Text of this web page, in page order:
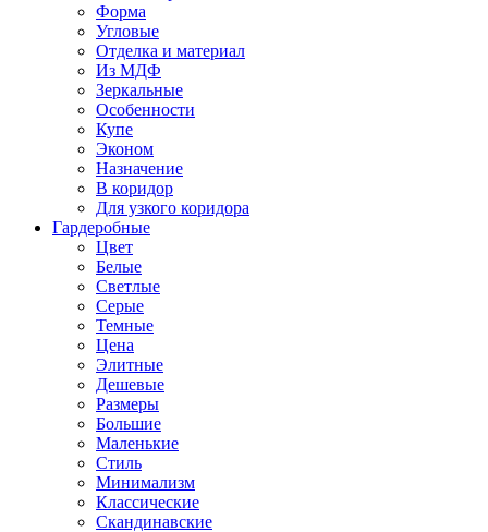
Форма
Угловые
Отделка и материал
Из МДФ
Зеркальные
Особенности
Купе
Эконом
Назначение
В коридор
Для узкого коридора
Гардеробные
Цвет
Белые
Светлые
Серые
Темные
Цена
Элитные
Дешевые
Размеры
Большие
Маленькие
Стиль
Минимализм
Классические
Скандинавские